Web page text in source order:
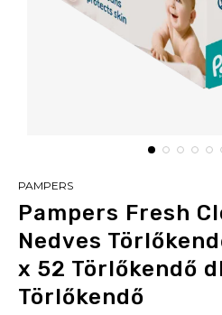
PAMPERS
Pampers Fresh
Nedves
x 52 Törlőkendő
Törlőkendő